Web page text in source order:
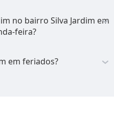
no bairro Silva Jardim em
feira?
em feriados?